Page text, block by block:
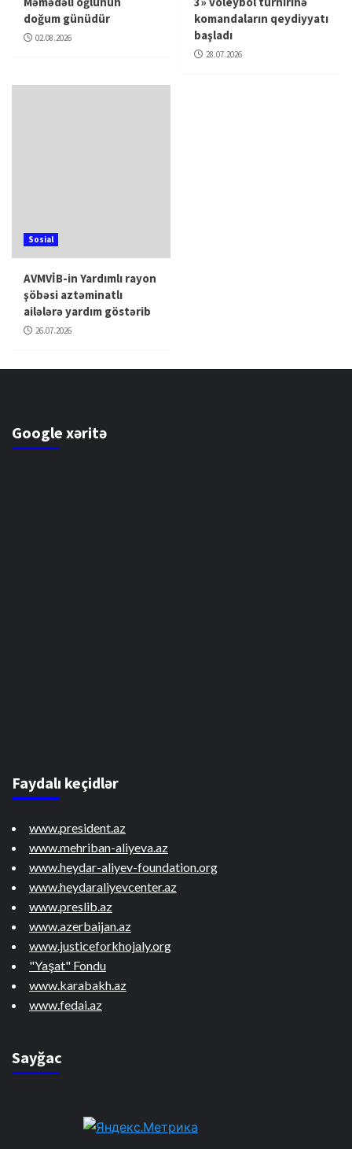
doğum günüdür
02.08.2026
komandaların qeydiyyatı
başladı
28.07.2026
Sosial
AVMVİB-in Yardımlı rayon
şöbəsi aztəminatlı
ailələrə yardım göstərib
26.07.2026
Google xəritə
Faydalı keçidlər
www.president.az
www.mehriban-aliyeva.az
www.heydar-aliyev-foundation.org
www.heydaraliyevcenter.az
www.preslib.az
www.azerbaijan.az
www.justiceforkhojaly.org
"Yaşat" Fondu
www.karabakh.az
www.fedai.az
Sayğac